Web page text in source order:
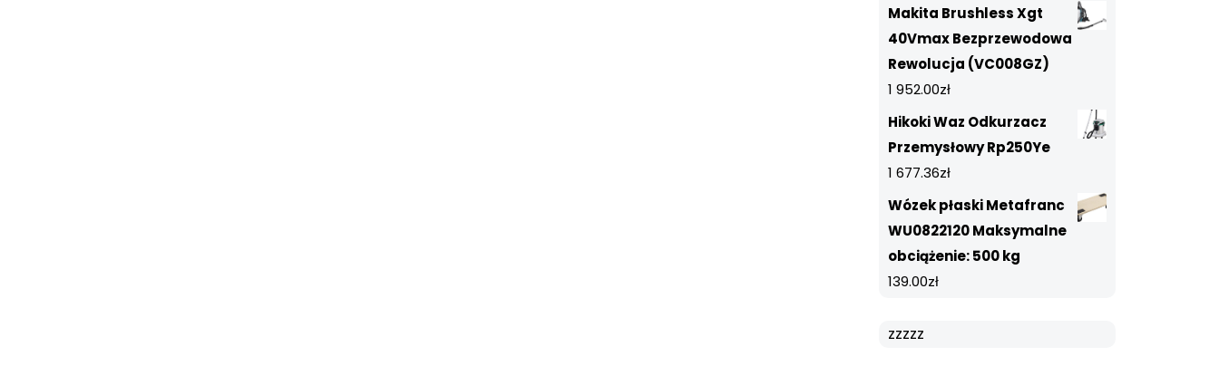
Makita Brushless Xgt
40Vmax Bezprzewodowa
Rewolucja (VC008GZ)
1 952.00zł
Hikoki Waz Odkurzacz
Przemysłowy Rp250Ye
1 677.36zł
Wózek płaski Metafranc
WU0822120 Maksymalne
obciążenie: 500 kg
139.00zł
zzzzz